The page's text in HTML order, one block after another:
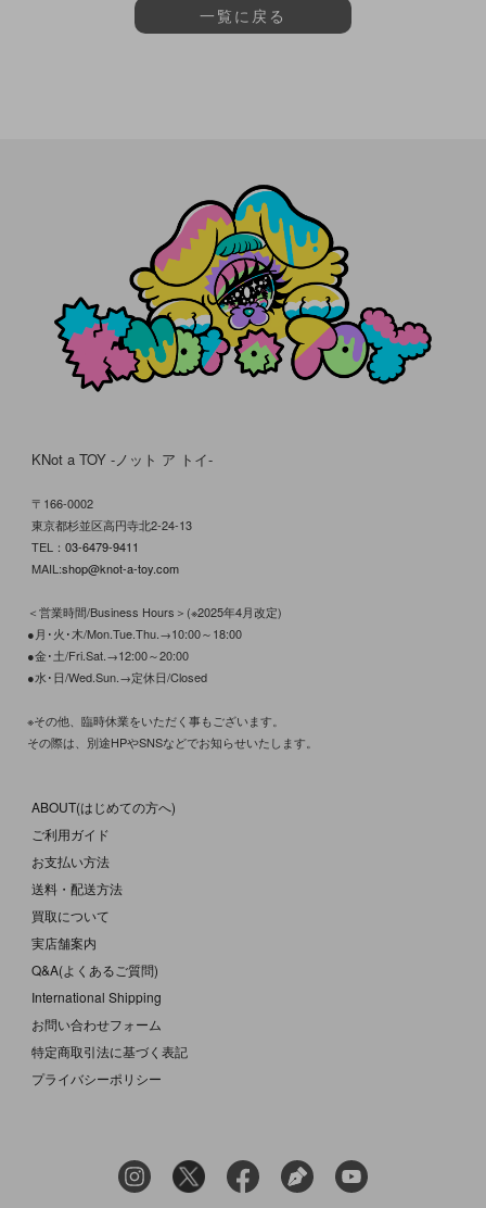
一覧に戻る
KNot a TOY -ノット ア トイ-
〒166-0002
東京都杉並区高円寺北2-24-13
TEL： 03-6479-9411
MAIL:shop@knot-a-toy.com
＜営業時間/Business Hours＞(※2025年4月改定)
●月･火･木/Mon.Tue.Thu.→10:00～18:00
●金･土/Fri.Sat.→12:00～20:00
●水･日/Wed.Sun.→定休日/Closed
※その他、臨時休業をいただく事もございます。
その際は、別途HPやSNSなどでお知らせいたします。
ABOUT(はじめての方へ)
ご利用ガイド
お支払い方法
送料・配送方法
買取について
実店舗案内
Q&A(よくあるご質問)
International Shipping
お問い合わせフォーム
特定商取引法に基づく表記
プライバシーポリシー